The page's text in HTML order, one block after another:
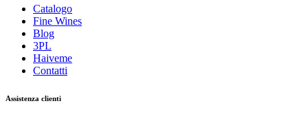
Catalogo
Fine Wines
Blog
3PL
Haiveme
Contatti
Assistenza clienti